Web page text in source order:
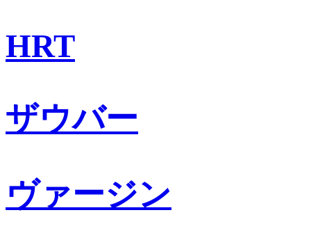
HRT
ザウバー
ヴァージン